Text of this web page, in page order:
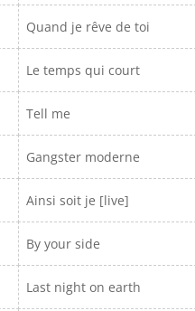
Quand je rêve de toi
Le temps qui court
Tell me
Gangster moderne
Ainsi soit je [live]
By your side
Last night on earth